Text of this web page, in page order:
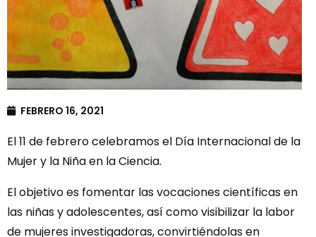
FEBRERO 16, 2021
El 11 de febrero celebramos el Día Internacional de la
Mujer y la Niña en la Ciencia.
El objetivo es fomentar las vocaciones científicas en
las niñas y adolescentes, así como visibilizar la labor
de mujeres investigadoras, convirtiéndolas en